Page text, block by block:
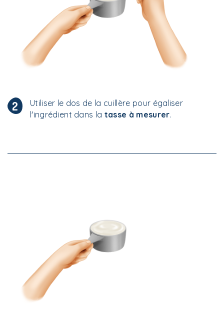
2
Utiliser le dos de la cuillère pour égaliser
l'ingrédient dans la tasse à mesurer.